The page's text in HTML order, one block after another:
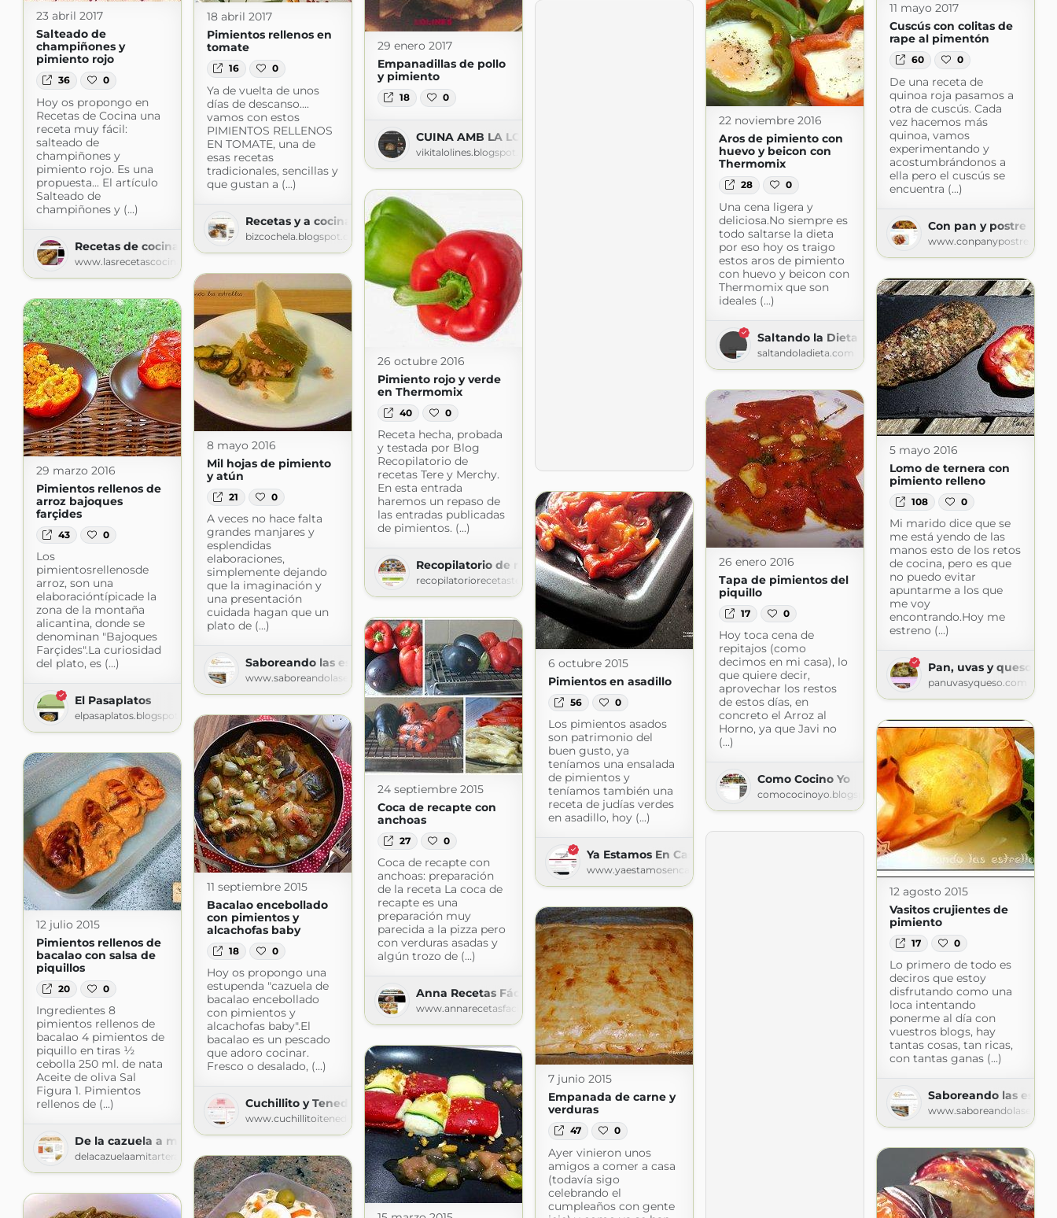
11 mayo 2017
Cuscús con colitas de
rape al pimentón
60 0
De una receta de
quinoa roja pasamos a
otra de cuscús. Cada
vez hacemos más
quinoa, vamos
experimentando y
acostumbrándonos a
ella pero el cuscús se
encuentra (...)
Con pan y postre
www.conpanypostre.com
23 abril 2017
Salteado de
champiñones y
pimiento rojo
36 0
Hoy os propongo en
Recetas de Cocina una
receta muy fácil:
salteado de
champiñones y
pimiento rojo. Es una
propuesta... El artículo
Salteado de
champiñones y (...)
Recetas de cocina
www.lasrecetascocina.com
18 abril 2017
Pimientos rellenos en
tomate
16 0
Ya de vuelta de unos
días de descanso....
vamos con estos
PIMIENTOS RELLENOS
EN TOMATE, una de
esas recetas
tradicionales, sencillas y
que gustan a (...)
Recetas y a cocinar se ha dicho!!!!
bizcochela.blogspot.com
29 enero 2017
Empanadillas de pollo
y pimiento
18 0
CUINA AMB LA LOLINES
vikitalolines.blogspot.com
22 noviembre 2016
Aros de pimiento con
huevo y beicon con
Thermomix
28 0
Una cena ligera y
deliciosa.No siempre es
todo saltarse la dieta
por eso hoy os traigo
estos aros de pimiento
con huevo y beicon con
Thermomix que son
ideales (...)
Saltando la Dieta
saltandoladieta.com
26 octubre 2016
Pimiento rojo y verde
en Thermomix
40 0
Receta hecha, probada
y testada por Blog
Recopilatorio de
recetas Tere y Merchy.
En esta entrada
haremos un repaso de
las entradas publicadas
de pimientos. (...)
Recopilatorio de recetas thermomix
recopilatoriorecetastermomix.blogspot.com
8 mayo 2016
Mil hojas de pimiento
y atún
21 0
A veces no hace falta
grandes manjares y
esplendidas
elaboraciones,
simplemente dejando
que la imaginación y
una presentación
cuidada hagan que un
plato de (...)
Saboreando las estrellas
www.saboreandolasestrellas.com
5 mayo 2016
Lomo de ternera con
pimiento relleno
108 0
Mi marido dice que se
me está yendo de las
manos esto de los retos
de cocina, pero es que
no puedo evitar
apuntarme a los que
me voy
encontrando.Hoy me
estreno (...)
Pan, uvas y queso
panuvasyqueso.com
29 marzo 2016
Pimientos rellenos de
arroz bajoques
farçides
43 0
Los
pimientosrellenosde
arroz, son una
elaboracióntípicade la
zona de la montaña
alicantina, donde se
denominan "Bajoques
Farçides".La curiosidad
del plato, es (...)
El Pasaplatos
elpasaplatos.blogspot.com
26 enero 2016
Tapa de pimientos del
piquillo
17 0
Hoy toca cena de
repitajos (como
decimos en mi casa), lo
que quiere decir,
aprovechar los restos
de estos días, en
concreto el Arroz al
Horno, ya que Javi no
(...)
Como Cocino Yo
comococinoyo.blogspot.com
6 octubre 2015
Pimientos en asadillo
56 0
Los pimientos asados
son patrimonio del
buen gusto, ya
teníamos una ensalada
de pimientos y
teníamos también una
receta de judías verdes
en asadillo, hoy (...)
Ya Estamos En Casita
www.yaestamosencasita.com
24 septiembre 2015
Coca de recapte con
anchoas
27 0
Coca de recapte con
anchoas: preparación
de la receta La coca de
recapte es una
preparación muy
parecida a la pizza pero
con verduras asadas y
algún trozo de (...)
Anna Recetas Fáciles
www.annarecetasfaciles.com
11 septiembre 2015
Bacalao encebollado
con pimientos y
alcachofas baby
18 0
Hoy os propongo una
estupenda "cazuela de
bacalao encebollado
con pimientos y
alcachofas baby".El
bacalao es un pescado
que adoro cocinar.
Fresco o desalado, (...)
Cuchillito y Tenedor
www.cuchillitoitenedor.com
12 agosto 2015
Vasitos crujientes de
pimiento
17 0
Lo primero de todo es
deciros que estoy
disfrutando como una
loca intentando
ponerme al día con
vuestros blogs, hay
tantas cosas, tan ricas,
con tantas ganas (...)
Saboreando las
12 julio 2015
Pimientos rellenos de
bacalao con salsa de
piquillos
20 0
Ingredientes 8
pimientos rellenos de
bacalao 4 pimientos de
piquillo en tiras ½
cebolla 250 ml. de nata
Aceite de oliva Sal
Figura 1. Pimientos
rellenos de (...)
De la cazuela a mi tartera
delacazuelaamitartera.blogspot.com
7 junio 2015
Empanada de carne y
verduras
47 0
Ayer vinieron unos
amigos a comer a casa
(todavía sigo
celebrando el
cumpleaños con gente